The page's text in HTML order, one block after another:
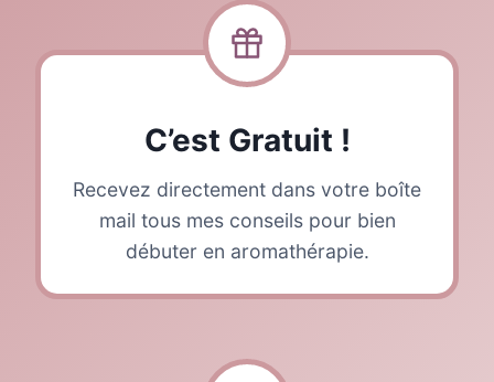
C’est Gratuit !
Recevez directement dans votre boîte
mail tous mes conseils pour bien
débuter en aromathérapie.